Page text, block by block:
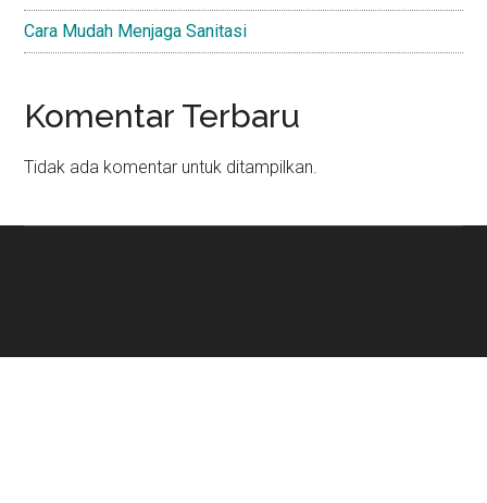
Cara Mudah Menjaga Sanitasi
Komentar Terbaru
Tidak ada komentar untuk ditampilkan.